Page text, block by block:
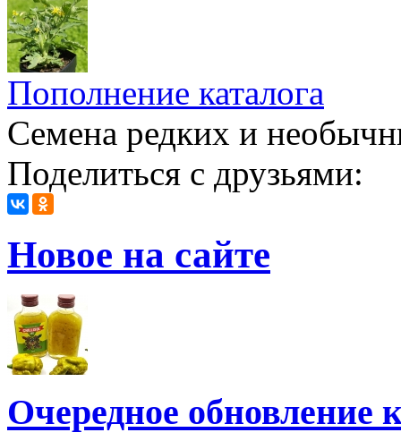
Пополнение каталога
Семена редких и
Поделиться с друзьями:
Новое на сайте
Очередное обновление